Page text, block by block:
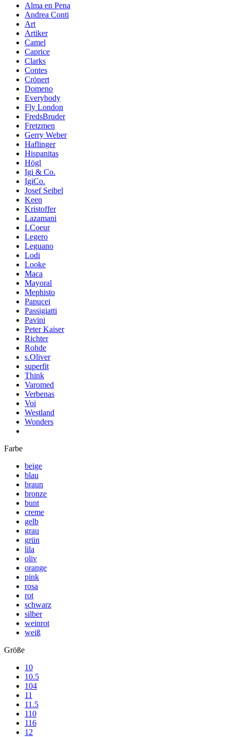
Alma en Pena
Andrea Conti
Art
Artiker
Camel
Caprice
Clarks
Contes
Crönert
Domeno
Everybody
Fly London
FredsBruder
Fretzmen
Gerry Weber
Haflinger
Hispanitas
Högl
Igi & Co.
IgiCo.
Josef Seibel
Keen
Kristoffer
Lazamani
LCoeur
Legero
Leguano
Lodi
Looke
Maca
Mayoral
Mephisto
Papucei
Passigiatti
Pavini
Peter Kaiser
Richter
Rohde
s.Oliver
superfit
Think
Varomed
Verbenas
Voi
Westland
Wonders
Farbe
beige
blau
braun
bronze
bunt
creme
gelb
grau
grün
lila
oliv
orange
pink
rosa
rot
schwarz
silber
weinrot
weiß
Größe
10
10.5
104
11
11.5
110
116
12